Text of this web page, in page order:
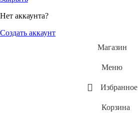
Нет аккаунта?
Создать аккаунт
Магазин
Меню
Избранное
Корзина